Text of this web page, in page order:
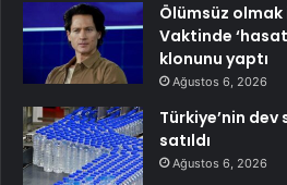
Ölümsüz olmak
Vaktinde
klonunu yaptı
Ağustos 6, 2026
Türkiye’nin dev
satıldı
Ağustos 6, 2026